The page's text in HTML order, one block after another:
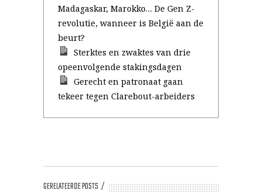
Madagaskar, Marokko… De Gen Z-
revolutie, wanneer is België aan de
beurt?
Sterktes en zwaktes van drie
opeenvolgende stakingsdagen
Gerecht en patronaat gaan
tekeer tegen Clarebout-arbeiders
GERELATEERDE POSTS